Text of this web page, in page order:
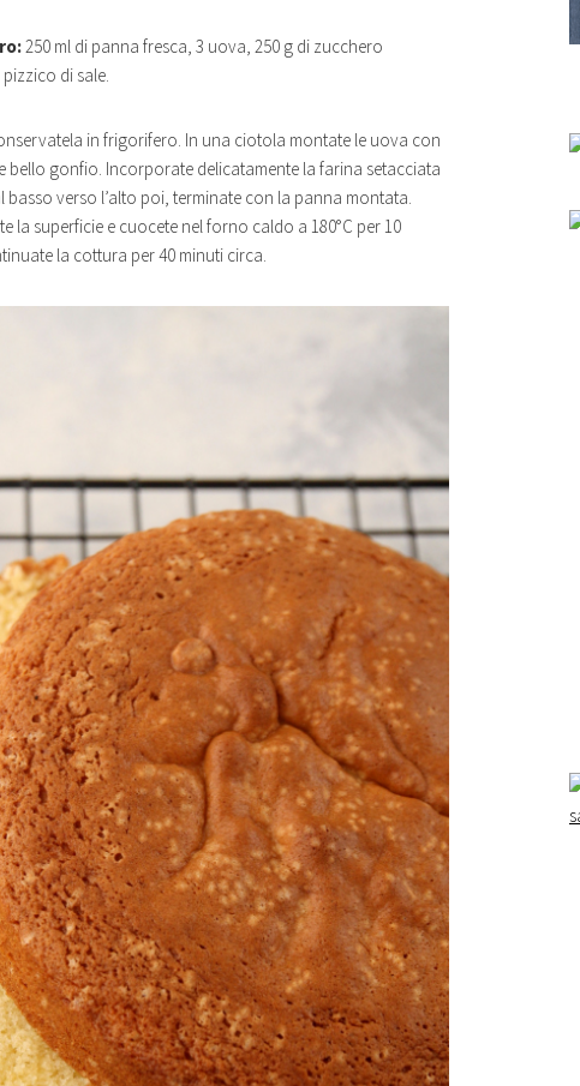
250 ml di panna fresca, 3 uova, 250 g di zucchero
di sale.
in frigorifero. In una ciotola montate le uova con
gonfio. Incorporate delicatamente la farina setacciata
verso l’alto poi, terminate con la panna montata.
superficie e cuocete nel forno caldo a 180°C per 10
la cottura per 40 minuti circa.